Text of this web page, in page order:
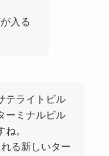
入る
テライトビル
ーミナルビル
。
る新しいター